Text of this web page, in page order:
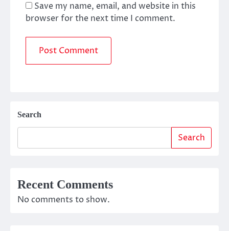
Save my name, email, and website in this
browser for the next time I comment.
Search
Search
Recent Comments
No comments to show.